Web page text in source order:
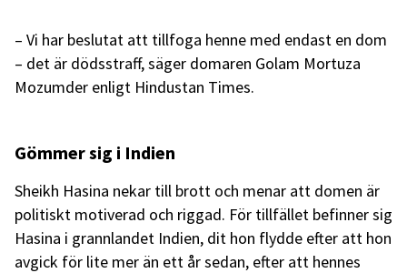
– Vi har beslutat att tillfoga henne med endast en dom
– det är dödsstraff, säger domaren Golam Mortuza
Mozumder enligt Hindustan Times.
Gömmer sig i Indien
Sheikh Hasina nekar till brott och menar att domen är
politiskt motiverad och riggad. För tillfället befinner sig
Hasina i grannlandet Indien, dit hon flydde efter att hon
avgick för lite mer än ett år sedan, efter att hennes